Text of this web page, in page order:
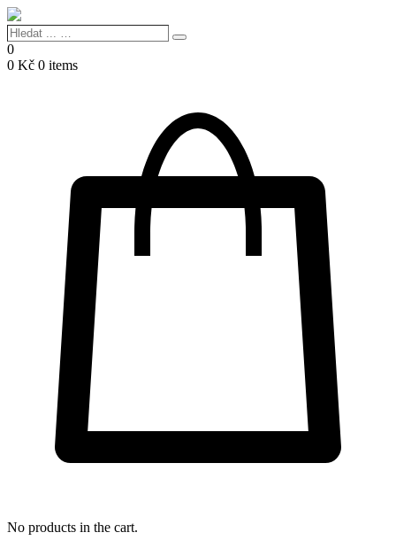
Hledat
...
…
Search
0
0 Kč 0 items
No products in the cart.